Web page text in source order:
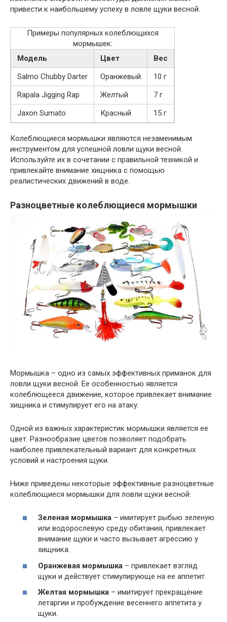
привести к наибольшему успеху в ловле щуки весной.
Примеры популярных колеблющихся
мормышек:
Модель
Цвет
Вес
Salmo Chubby Darter
Оранжевый
10 г
Rapala Jigging Rap
Желтый
7 г
Jaxon Sumato
Красный 15 г
Колеблющиеся мормышки являются незаменимым
инструментом для успешной ловли щуки весной.
Используйте их в сочетании с правильной техникой и
привлекайте внимание хищника с помощью
реалистических движений в воде.
Разноцветные колеблющиеся мормышки
Мормышка – одно из самых эффективных приманок для
ловли щуки весной. Ее особенностью является
колеблющееся движение, которое привлекает внимание
хищника и стимулирует его на атаку.
Одной из важных характеристик мормышки является ее
цвет. Разнообразие цветов позволяет подобрать
наиболее привлекательный вариант для конкретных
условий и настроения щуки.
Ниже приведены некоторые эффективные разноцветные
колеблющиеся мормышки для ловли щуки весной:
Зеленая мормышка – имитирует рыбью зеленую
или водорослевую среду обитания, привлекает
внимание щуки и часто вызывает агрессию у
хищника.
Оранжевая мормышка – привлекает взгляд
щуки и действует стимулирующе на ее аппетит.
Желтая мормышка – имитирует прекращение
летаргии и пробуждение весеннего аппетита у
щуки.